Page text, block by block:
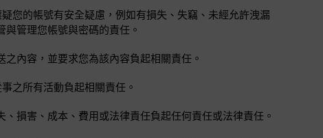
您的帳號有安全疑慮，例如有損失、失竊、未經允許洩漏
與管理您帳號與密碼的責任。
之內容，並要求您為該內容負起相關責任。
之所有活動負起相關責任。
、損害、成本、費用或法律責任負起任何責任或法律責任。